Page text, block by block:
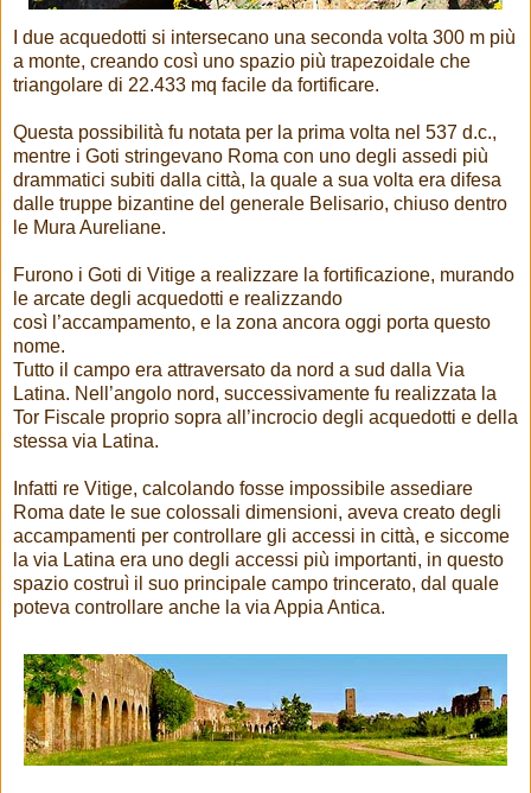
I due acquedotti si intersecano una seconda volta 300 m più
a monte, creando così uno spazio più trapezoidale che
triangolare di 22.433 mq facile da fortificare.
Questa possibilità fu notata per la prima volta nel 537 d.c.,
mentre i Goti stringevano Roma con uno degli assedi più
drammatici subiti dalla città, la quale a sua volta era difesa
dalle truppe bizantine del generale Belisario, chiuso dentro
le Mura Aureliane.
Furono i Goti di Vitige a realizzare la fortificazione, murando
le arcate degli acquedotti e realizzando
così l’accampamento, e la zona ancora oggi porta questo
nome.
Tutto il campo era attraversato da nord a sud dalla Via
Latina. Nell’angolo nord, successivamente fu realizzata la
Tor Fiscale proprio sopra all’incrocio degli acquedotti e della
stessa via Latina.
Infatti re Vitige, calcolando fosse impossibile assediare
Roma date le sue colossali dimensioni, aveva creato degli
accampamenti per controllare gli accessi in città, e siccome
la via Latina era uno degli accessi più importanti, in questo
spazio costruì il suo principale campo trincerato, dal quale
poteva controllare anche la via Appia Antica.